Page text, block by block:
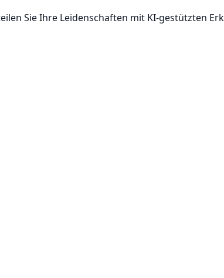
Sie Ihre Leidenschaften mit KI-gestützten